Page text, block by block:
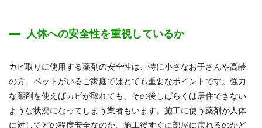
人体への安全性を重視しているか
カビ取りに使用する薬剤の安全性は、特に小さなお子さんや高齢
の方、ペットがいるご家庭ではとても重要なポイントです。強力
な薬剤を使えばカビが取れても、その後しばらくは居住できない
ような状況になってしまう業者もいます。施工に使う薬剤が人体
に対してどの程度安全なのか、施工後すぐに部屋に戻れるのかど